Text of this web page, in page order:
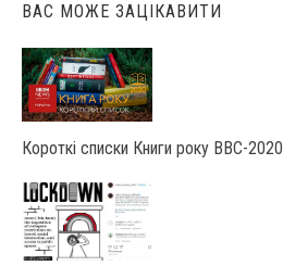
ВАС МОЖЕ ЗАЦІКАВИТИ
Короткі списки Книги року ВВС-2020